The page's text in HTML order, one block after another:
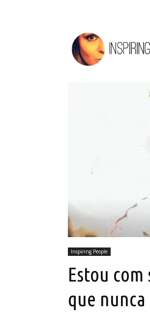
Inspiring
Life
Inspiring People
Estou
que